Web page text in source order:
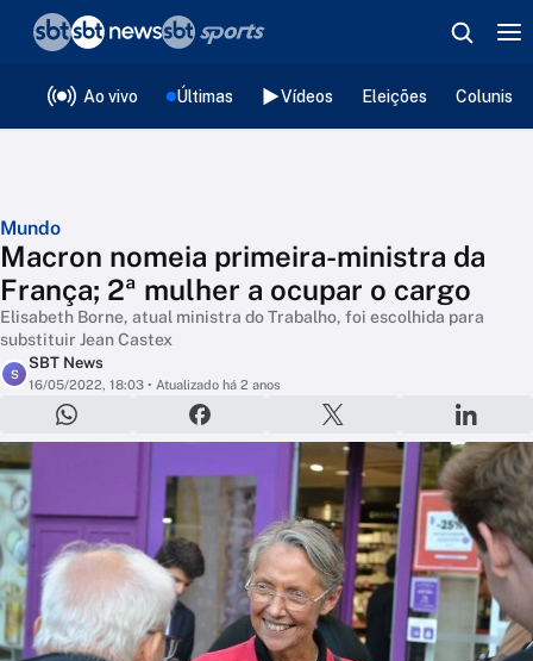
Ao vivo Últimas Vídeos Eleições
Mundo
Macron nomeia primeira-ministra da
França; 2ª mulher a ocupar o cargo
Elisabeth Borne, atual ministra do Trabalho, foi escolhida para
substituir Jean Castex
S
SBT News
16/05/2022, 18:03 • Atualizado há 2 anos
❮voltar
Editorias